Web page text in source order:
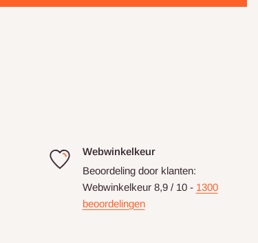
Webwinkelkeur
Beoordeling door klanten:
Webwinkelkeur 8,9 / 10 - 1300
beoordelingen